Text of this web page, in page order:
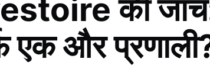
की जांच:
एक और